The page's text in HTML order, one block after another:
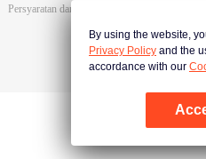
Persyaratan dan Ketentuan
By using the website,
Privacy Policy and the
accordance with our